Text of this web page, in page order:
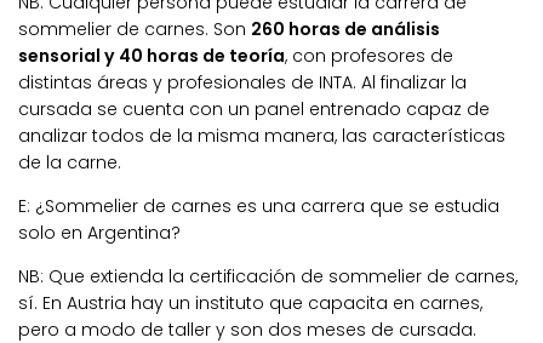
sommelier de carnes. Son 260 horas de análisis
sensorial y 40 horas de teoría, con profesores de
distintas áreas y profesionales de INTA. Al finalizar la
cursada se cuenta con un panel entrenado capaz de
analizar todos de la misma manera, las características
de la carne.
E: ¿Sommelier de carnes es una carrera que se estudia
solo en Argentina?
NB: Que extienda la certificación de sommelier de carnes,
sí. En Austria hay un instituto que capacita en carnes,
pero a modo de taller y son dos meses de cursada.